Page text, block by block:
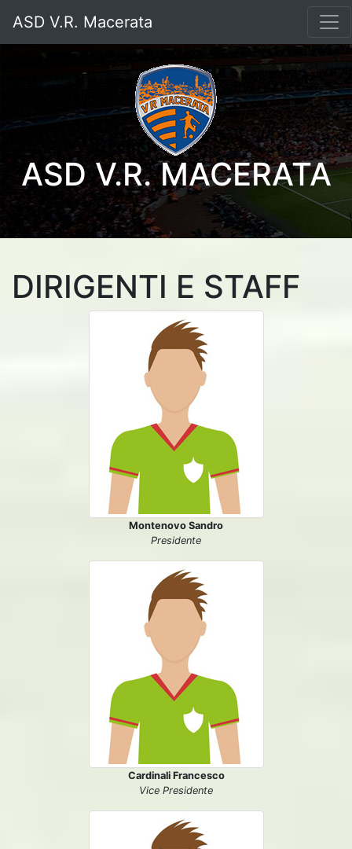
ASD V.R. Macerata
ASD V.R. MACERATA
DIRIGENTI E STAFF
Montenovo Sandro
Presidente
Cardinali Francesco
Vice Presidente